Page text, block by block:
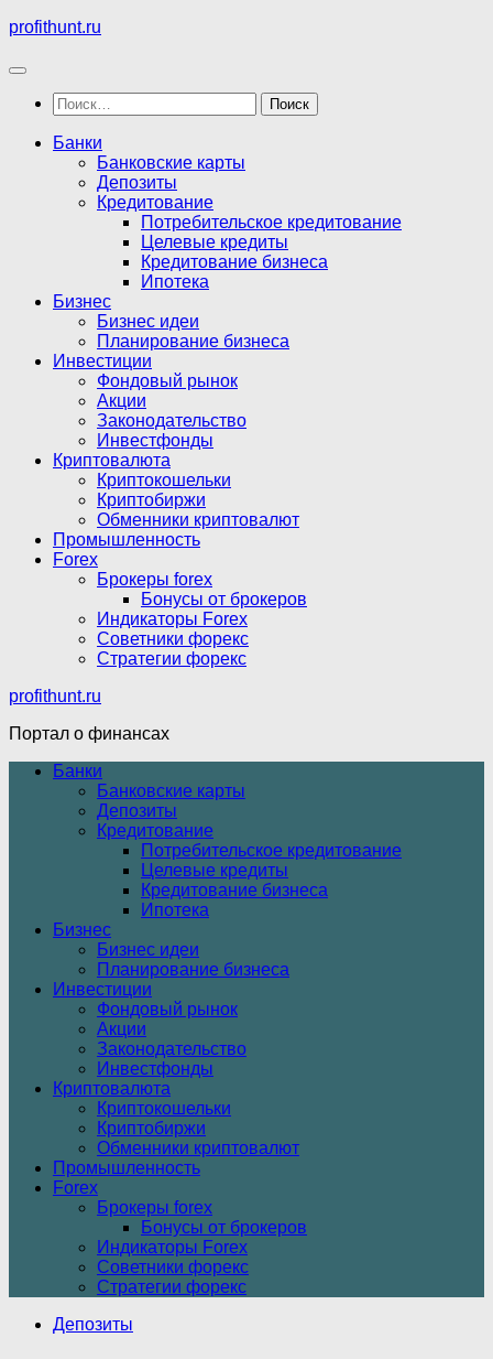
Перейти
содержимому
profithunt.ru
Найти:
Банки
Банковские карты
Депозиты
Кредитование
Потребительское кредитование
Целевые кредиты
Кредитование бизнеса
Ипотека
Бизнес
Бизнес идеи
Планирование бизнеса
Инвестиции
Фондовый рынок
Акции
Законодательство
Инвестфонды
Криптовалюта
Криптокошельки
Криптобиржи
Обменники криптовалют
Промышленность
Forex
Брокеры forex
Бонусы от брокеров
Индикаторы Forex
Советники форекс
Стратегии форекс
profithunt.ru
Портал о финансах
Банки
Банковские карты
Депозиты
Кредитование
Потребительское кредитование
Целевые кредиты
Кредитование бизнеса
Ипотека
Бизнес
Бизнес идеи
Планирование бизнеса
Инвестиции
Фондовый рынок
Акции
Законодательство
Инвестфонды
Криптовалюта
Криптокошельки
Криптобиржи
Обменники криптовалют
Промышленность
Forex
Брокеры forex
Бонусы от брокеров
Индикаторы Forex
Советники форекс
Стратегии форекс
Депозиты